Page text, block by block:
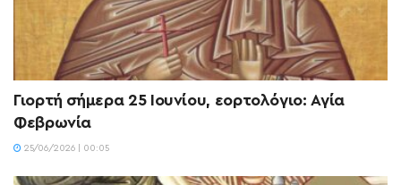
Γιορτή σήμερα 25 Ιουνίου, εορτολόγιο: Αγία
Φεβρωνία
25/06/2026 | 00:05